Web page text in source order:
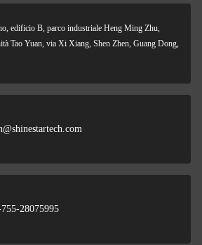
edificio B, parco industriale Heng Ming Zhu,
Tao Yuan, via Xi Xiang, Shen Zhen, Guang Dong,
28075995